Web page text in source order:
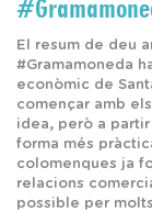
El resum de deu
#Gramamoneda
econòmic de
començar amb
idea, però a
forma més
colomenques ja
relacions
possible per